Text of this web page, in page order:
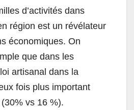
d’activités dans
région est un révélateur
économiques. On
que dans les
artisanal dans la
fois plus important
vs 16 %).